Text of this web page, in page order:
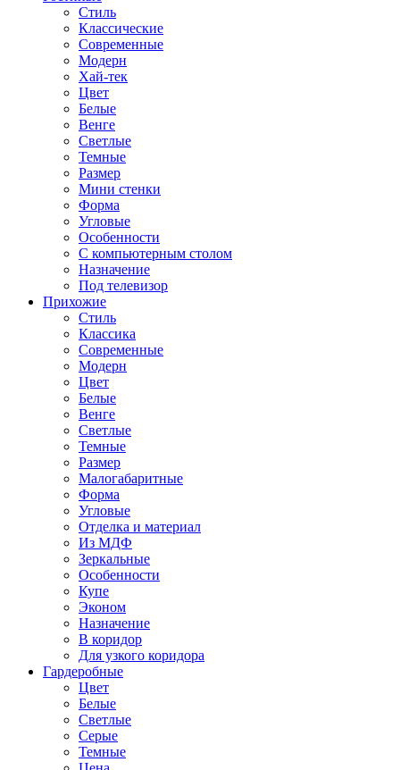
Стиль
Классические
Современные
Модерн
Хай-тек
Цвет
Белые
Венге
Светлые
Темные
Размер
Мини стенки
Форма
Угловые
Особенности
С компьютерным столом
Назначение
Под телевизор
Прихожие
Стиль
Классика
Современные
Модерн
Цвет
Белые
Венге
Светлые
Темные
Размер
Малогабаритные
Форма
Угловые
Отделка и материал
Из МДФ
Зеркальные
Особенности
Купе
Эконом
Назначение
В коридор
Для узкого коридора
Гардеробные
Цвет
Белые
Светлые
Серые
Темные